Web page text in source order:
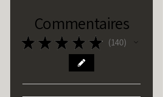
Commentaires
★ ★ ★ ★ ★ 140
140